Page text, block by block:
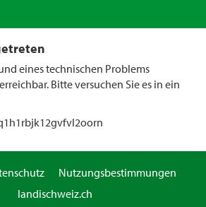
eines technischen Problems
Bitte versuchen Sie es in ein
Nutzungsbestimmungen
landischweiz.ch